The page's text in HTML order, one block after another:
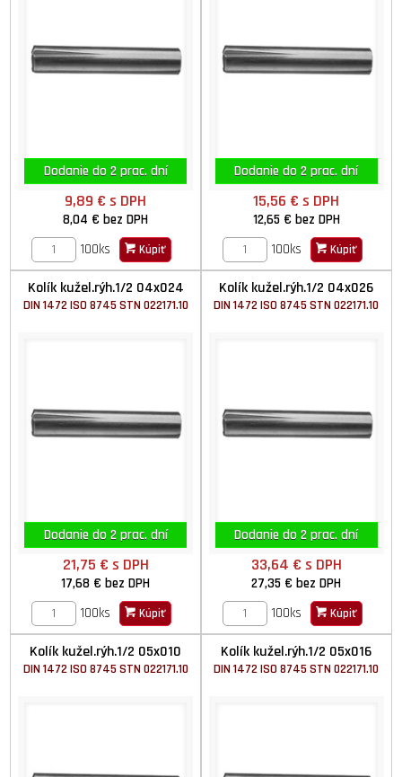
Dodanie do 2 prac. dní
9,89 €s DPH
8,04 €bez DPH
100ks
Kúpiť
Dodanie do 2 prac. dní
15,56 €s DPH
12,65 € bez DPH
100ks
Kúpiť
Kolík kužel.rýh.1/2 04x024
DIN 1472 ISO 8745 STN 022171.10
Dodanie do 2 prac. dní
21,75 € s DPH
17,68 €bez DPH
100ks
Kúpiť
Kolík kužel.rýh.1/2 04x026
DIN 1472 ISO 8745 STN 022171.10
Dodanie do 2 prac. dní
33,64 € s DPH
27,35 €bez DPH
100ks
Kúpiť
Kolík kužel.rýh.1/2 05x010
DIN 1472 ISO 8745 STN 022171.10
Kolík kužel.rýh.1/2 05x016
DIN 1472 ISO 8745 STN 022171.10